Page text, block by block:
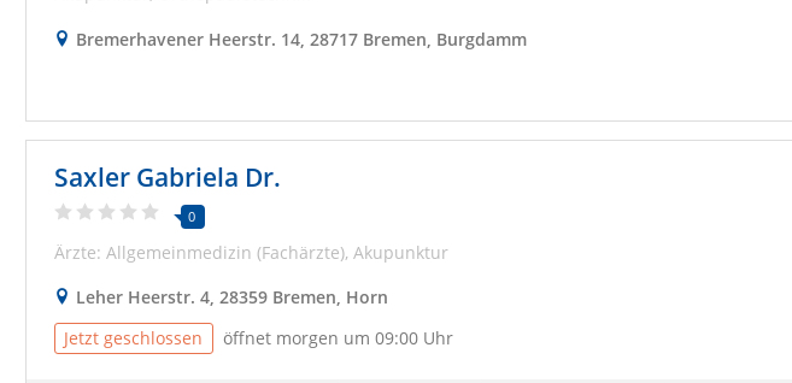
Bremerhavener Heerstr. 14, 28717 Bremen, Burgdamm
Saxler Gabriela Dr.
0
Ärzte: Allgemeinmedizin (Fachärzte) Akupunktur
Leher Heerstr. 4, 28359 Bremen, Horn
Jetzt geschlossen
öffnet morgen um 09:00 Uhr